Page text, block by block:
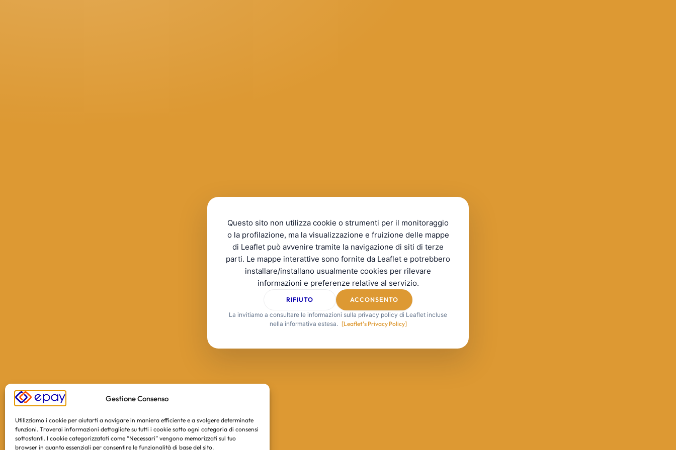
Gestione Consenso
Utilizziamo i cookie per aiutarti a navigare in maniera efficiente e a svolgere determinate
funzioni. Troverai informazioni dettagliate su tutti i cookie sotto ogni categoria di consensi
sottostanti. I cookie categorizzatati come “Necessari” vengono memorizzati sul tuo
browser in quanto essenziali per consentire le funzionalità di base del sito.
Questo sito non utilizza cookie o strumenti per il monitoraggio
o la profilazione, ma la visualizzazione e fruizione delle mappe
di Leaflet può avvenire tramite la navigazione di siti di terze
parti. Le mappe interattive sono fornite da Leaflet e potrebbero
installare/installano usualmente cookies per rilevare
informazioni e preferenze relative al servizio.
RIFIUTO
ACCONSENTO
La invitiamo a consultare le informazioni sulla privacy policy di Leaflet incluse
nella informativa estesa. [Leaflet's Privacy Policy]